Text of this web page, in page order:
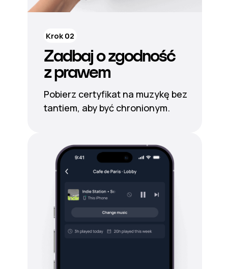
Zadbaj o zgodność
z prawem
Pobierz certyfikat na muzykę bez
tantiem, aby być chronionym.
Krok 02